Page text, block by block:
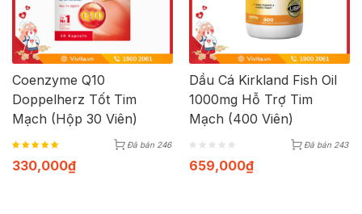
Coenzyme Q10
Doppelherz Tốt Tim
Mạch (Hộp 30 Viên)
Đã bán 246
330,000₫
Dầu Cá Kirkland Fish Oil
1000mg Hỗ Trợ Tim
Mạch (400 Viên)
Đã bán 243
659,000₫